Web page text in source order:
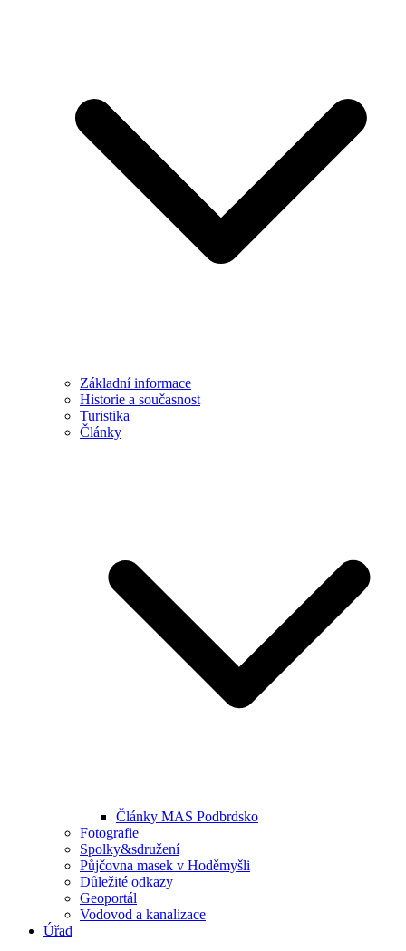
Základní informace
Historie a současnost
Turistika
Články
Články MAS Podbrdsko
Fotografie
Spolky&sdružení
Půjčovna masek v Hoděmyšli
Důležité odkazy
Geoportál
Vodovod a kanalizace
Úřad